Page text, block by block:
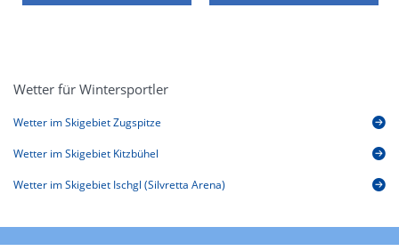
Wetter für Wintersportler
Wetter im Skigebiet Zugspitze
Wetter im Skigebiet Kitzbühel
Wetter im Skigebiet Ischgl (Silvretta Arena)